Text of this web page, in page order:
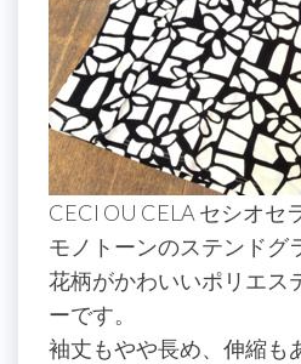
CECI OU CELA セシオセ
モノトーンのステンドグ
花柄がかわいいポリエス
ーです。
袖丈もやや長め、伸縮も